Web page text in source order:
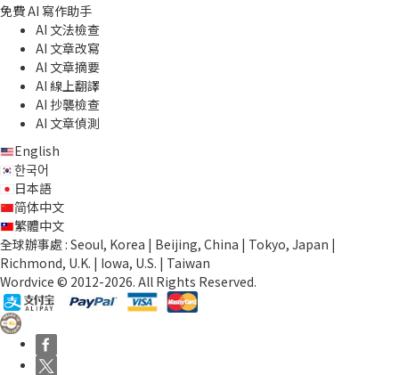
免費 AI 寫作助手
AI 文法檢查
AI 文章改寫
AI 文章摘要
AI 線上翻譯
AI 抄襲檢查
AI 文章偵測
English
한국어
日本語
简体中文
繁體中文
全球辦事處 : Seoul, Korea | Beijing, China | Tokyo, Japan |
Richmond, U.K. | Iowa, U.S. | Taiwan
Wordvice © 2012-2026. All Rights Reserved.